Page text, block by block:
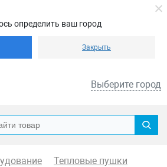
определить ваш город
Закрыть
Выберите город
Тепловые пушки